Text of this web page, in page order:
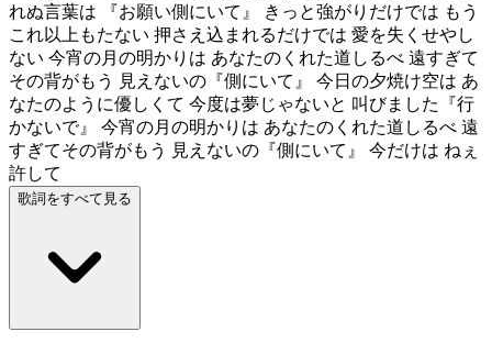
れぬ言葉は 『お願い側にいて』 きっと強がりだけでは もう
これ以上もたない 押さえ込まれるだけでは 愛を失くせやし
ない 今宵の月の明かりは あなたのくれた道しるべ 遠すぎて
その背がもう 見えないの『側にいて』 今日の夕焼け空は あ
なたのように優しくて 今度は夢じゃないと 叫びました『行
かないで』 今宵の月の明かりは あなたのくれた道しるべ 遠
すぎてその背がもう 見えないの『側にいて』 今だけは ねぇ
許して
歌詞をすべて見る